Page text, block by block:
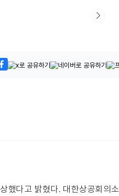
했다고 밝혔다. 대한상공회의소